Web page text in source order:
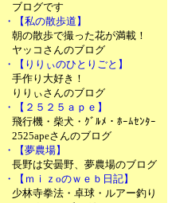
ブログです
・【私の散歩道】
朝の散歩で撮った花が満載！
ヤッコさんのブログ
・【りりぃのひとりごと】
手作り大好き！
りりぃさんのブログ
・【２５２５ａｐｅ】
飛行機・柴犬・ｸﾞﾙﾒ・ﾎｰﾑｾﾝﾀｰ
2525apeさんのブログ
・【夢農場】
長野は安曇野、夢農場のブログ
・【ｍｉｚoのｗｅｂ日記】
少林寺拳法・卓球・ルアー釣り